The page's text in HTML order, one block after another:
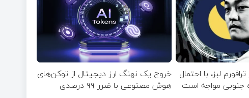
لبز، با احتمال
جنوبی مواجه است
خروج یک نهنگ ارز دیجیتال از توکن‌های
هوش مصنوعی با ضرر ۹۹ درصدی